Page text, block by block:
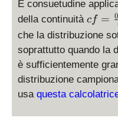
È consuetudine
della continuità cf
=
fr
a
c
{
cf =
che la distribuzione
soprattutto quando la
è sufficientemente
distribuzione
usa questa